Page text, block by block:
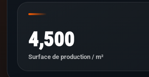
4,500
Surface de production / m²